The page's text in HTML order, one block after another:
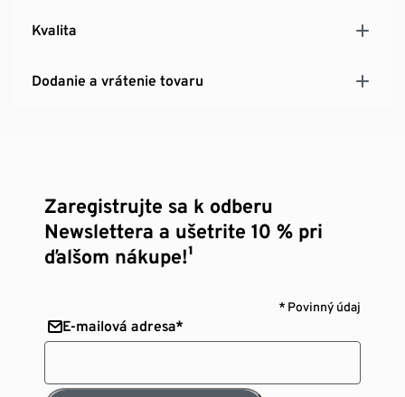
Kvalita
Dodanie a vrátenie tovaru
Zaregistrujte sa k odberu
Newslettera a ušetrite 10 % pri
ďalšom nákupe!¹
* Povinný údaj
E-mailová adresa*